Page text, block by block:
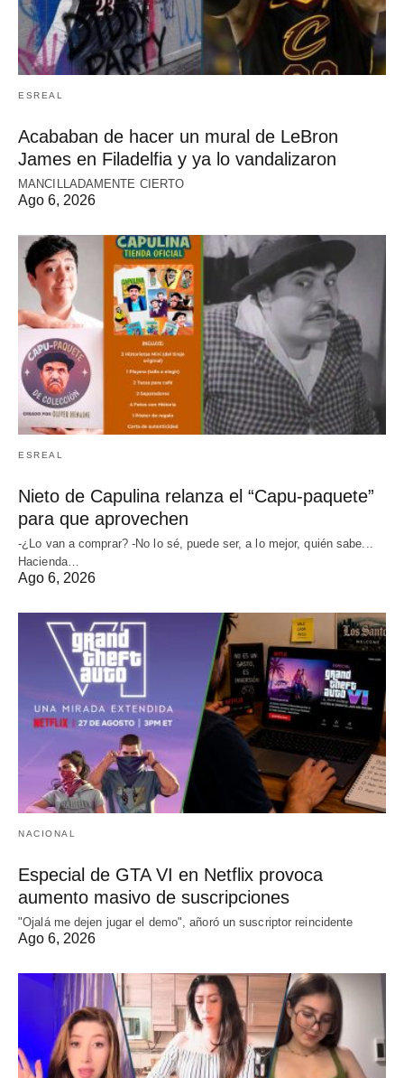
ESREAL
Acababan de hacer un mural de LeBron
James en Filadelfia y ya lo vandalizaron
MANCILLADAMENTE CIERTO
Ago 6, 2026
ESREAL
Nieto de Capulina relanza el “Capu-paquete”
para que aprovechen
-¿Lo van a comprar? -No lo sé, puede ser, a lo mejor, quién sabe...
Hacienda…
Ago 6, 2026
NACIONAL
Especial de GTA VI en Netflix provoca
aumento masivo de suscripciones
"Ojalá me dejen jugar el demo", añoró un suscriptor reincidente
Ago 6, 2026